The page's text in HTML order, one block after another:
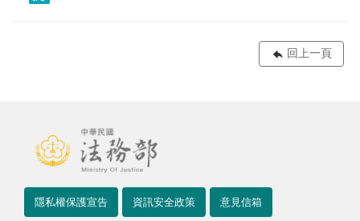
回上一頁
隱私權保護宣告 資訊安全政策 意見信箱